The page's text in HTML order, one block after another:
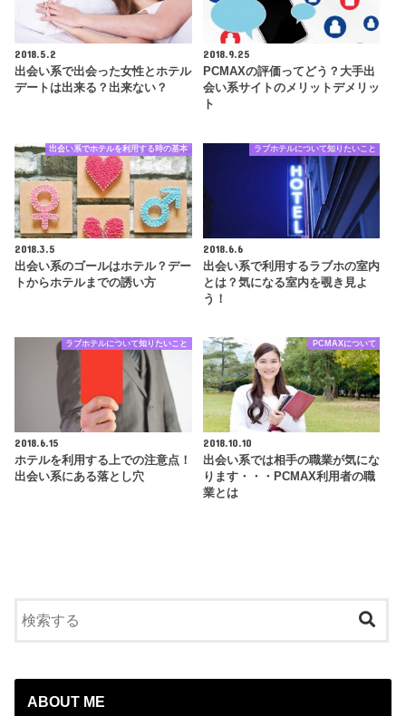
2018.5.2
出会い系で出会った女性とホテル
デートは出来る？出来ない？
2018.9.25
PCMAXの評価ってどう？大手出
会い系サイトのメリットデメリッ
ト
出会い系でホテルを利用する時の基本
2018.3.5
出会い系のゴールはホテル？デー
トからホテルまでの誘い方
ラブホテルについて知りたいこと
2018.6.6
出会い系で利用するラブホの室内
とは？気になる室内を覗き見よ
う！
ラブホテルについて知りたいこと
2018.6.15
ホテルを利用する上での注意点！
出会い系にある落とし穴
PCMAXについて
2018.10.10
出会い系では相手の職業が気にな
ります・・・PCMAX利用者の職
業とは
ABOUT ME